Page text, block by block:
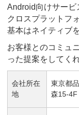
Android向けサービ
クロスプラットフ
基本はネイティブ
お客様とのコミュ
った提案をしてく
会社所在
地
東京都
森15-4F